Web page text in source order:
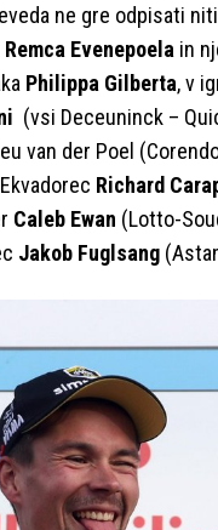
ne gre odpisati
Remca Evenepoela in
Philippa Gilberta, v
(vsi Deceuninck –
van der Poel
Richard
Caleb Ewan (Lotto-
Jakob Fuglsang